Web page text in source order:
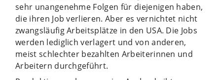
sehr unangenehme Folgen für diejenigen haben,
die ihren Job verlieren. Aber es vernichtet nicht
zwangsläufig Arbeitsplätze in den USA. Die Jobs
werden lediglich verlagert und von anderen,
meist schlechter bezahlten Arbeiterinnen und
Arbeitern durchgeführt.